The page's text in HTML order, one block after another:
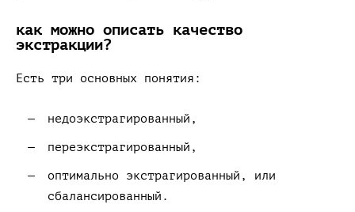
как можно описать качество
экстракции?
Есть три основных понятия:
недоэкстрагированный,
переэкстрагированный,
оптимально экстрагированный, или
сбалансированный.